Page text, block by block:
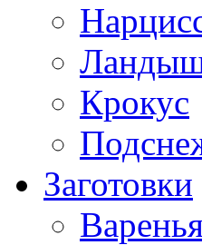
Крокус
Заготовки